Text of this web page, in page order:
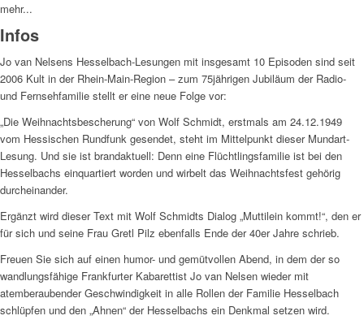
mehr...
Infos
Jo van Nelsens Hesselbach-Lesungen mit insgesamt 10 Episoden sind seit
2006 Kult in der Rhein-Main-Region – zum 75jährigen Jubiläum der Radio-
und Fernsehfamilie stellt er eine neue Folge vor:
„Die Weihnachtsbescherung“ von Wolf Schmidt, erstmals am 24.12.1949
vom Hessischen Rundfunk gesendet, steht im Mittelpunkt dieser Mundart-
Lesung. Und sie ist brandaktuell: Denn eine Flüchtlingsfamilie ist bei den
Hesselbachs einquartiert worden und wirbelt das Weihnachtsfest gehörig
durcheinander.
Ergänzt wird dieser Text mit Wolf Schmidts Dialog „Muttilein kommt!“, den er
für sich und seine Frau Gretl Pilz ebenfalls Ende der 40er Jahre schrieb.
Freuen Sie sich auf einen humor- und gemütvollen Abend, in dem der so
wandlungsfähige Frankfurter Kabarettist Jo van Nelsen wieder mit
atemberaubender Geschwindigkeit in alle Rollen der Familie Hesselbach
schlüpfen und den „Ahnen“ der Hesselbachs ein Denkmal setzen wird.